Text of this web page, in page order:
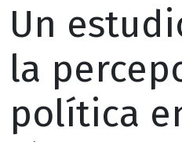
Un
la
política